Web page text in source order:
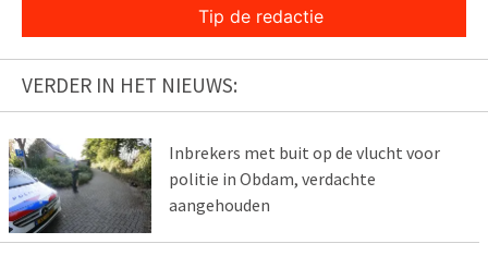
Tip de redactie
VERDER IN HET NIEUWS:
Inbrekers met buit op de vlucht voor
politie in Obdam, verdachte
aangehouden